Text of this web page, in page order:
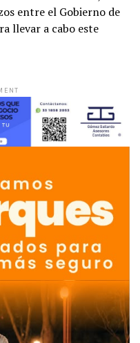
entre el Gobierno de
llevar a cabo este